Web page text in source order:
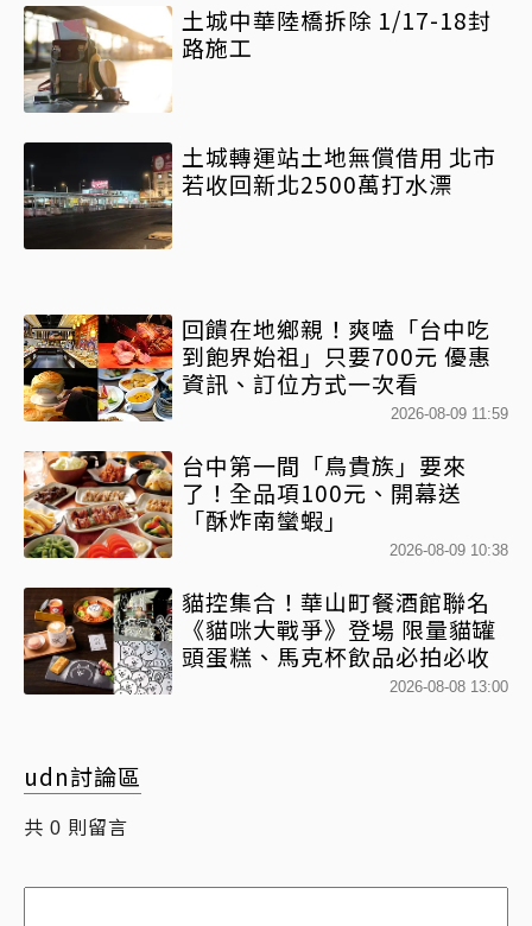
土城中華陸橋拆除 1/17-18封
路施工
土城轉運站土地無償借用 北市
若收回新北2500萬打水漂
回饋在地鄉親！爽嗑「台中吃
到飽界始祖」只要700元 優惠
資訊、訂位方式一次看
2026-08-09 11:59
台中第一間「鳥貴族」要來
了！全品項100元、開幕送
「酥炸南蠻蝦」
2026-08-09 10:38
貓控集合！華山町餐酒館聯名
《貓咪大戰爭》登場 限量貓罐
頭蛋糕、馬克杯飲品必拍必收
2026-08-08 13:00
udn討論區
共 0 則留言